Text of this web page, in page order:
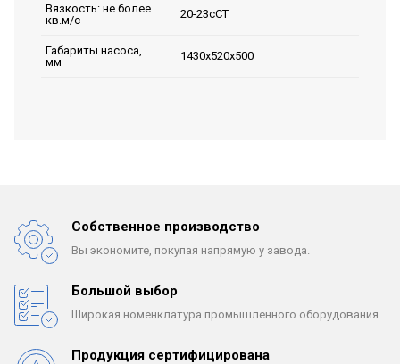
Вязкость: не более
кв.м/с
20-23сСТ
Габариты насоса,
мм
1430х520х500
Собственное производство
Вы экономите, покупая напрямую у завода.
Большой выбор
Широкая номенклатура промышленного оборудования.
Продукция сертифицирована